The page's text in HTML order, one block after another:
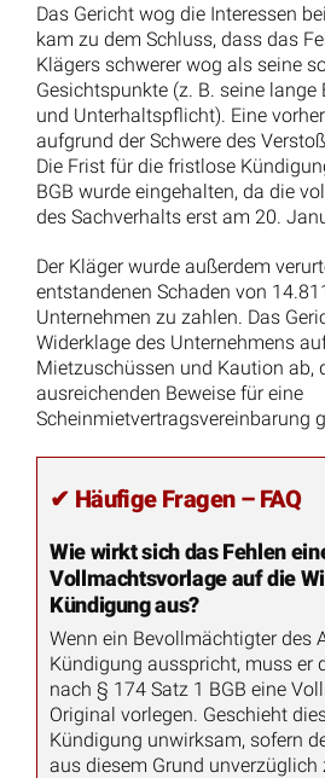
Das Gericht wog die Interessen
kam zu dem Schluss, dass das
Klägers schwerer wog als seine
Gesichtspunkte (z. B. seine
und Unterhaltspflicht). Eine
aufgrund der Schwere des
Die Frist für die fristlose
BGB wurde eingehalten, da die
des Sachverhalts erst am 20.
Der Kläger wurde außerdem
entstandenen Schaden von
Unternehmen zu zahlen. Das
Widerklage des Unternehmens
Mietzuschüssen und Kaution ab,
ausreichenden Beweise für eine
Scheinmietvertragsvereinbarung
✔ Häufige Fragen – FAQ
Wie wirkt sich das Fehlen
Vollmachtsvorlage auf die
Kündigung aus?
Wenn ein Bevollmächtigter des
Kündigung ausspricht, muss er
nach § 174 Satz 1 BGB eine
Original vorlegen. Geschieht
Kündigung unwirksam, sofern
aus diesem Grund unverzüglich